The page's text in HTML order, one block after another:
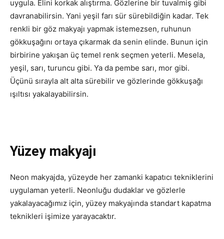
uygula. Elini korkak alıştırma. Gözlerine bir tuvalmiş gibi
davranabilirsin. Yani yeşil farı sür sürebildiğin kadar. Tek
renkli bir göz makyajı yapmak istemezsen, ruhunun
gökkuşağını ortaya çıkarmak da senin elinde. Bunun için
birbirine yakışan üç temel renk seçmen yeterli. Mesela,
yeşil, sarı, turuncu gibi. Ya da pembe sarı, mor gibi.
Üçünü sırayla alt alta sürebilir ve gözlerinde gökkuşağı
ışıltısı yakalayabilirsin.
Yüzey makyajı
Neon makyajda, yüzeyde her zamanki kapatıcı tekniklerini
uygulaman yeterli. Neonluğu dudaklar ve gözlerle
yakalayacağımız için, yüzey makyajında standart kapatma
teknikleri işimize yarayacaktır.